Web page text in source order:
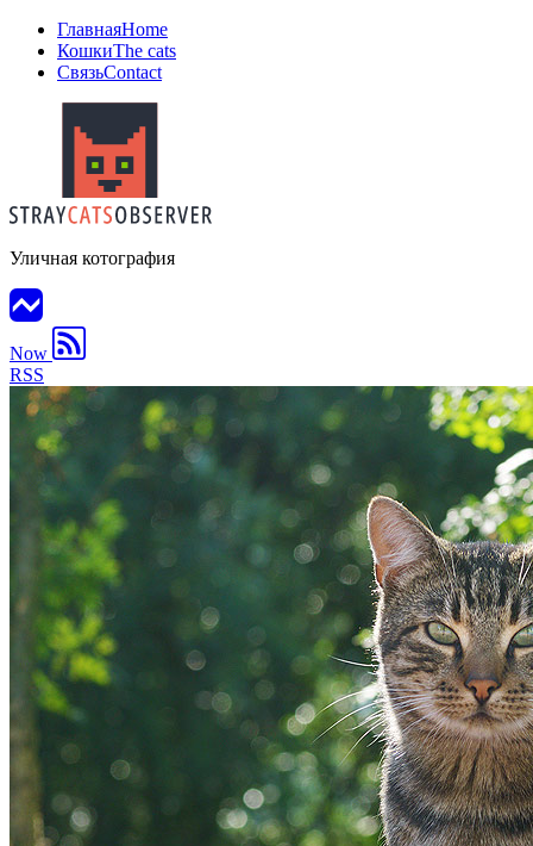
ГлавнаяHome
КошкиThe cats
СвязьContact
Уличная котография
Now
RSS